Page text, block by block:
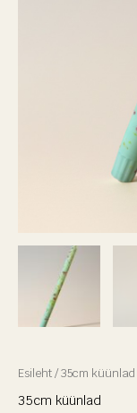
Esileht/35cm küünlad
35cm küünlad